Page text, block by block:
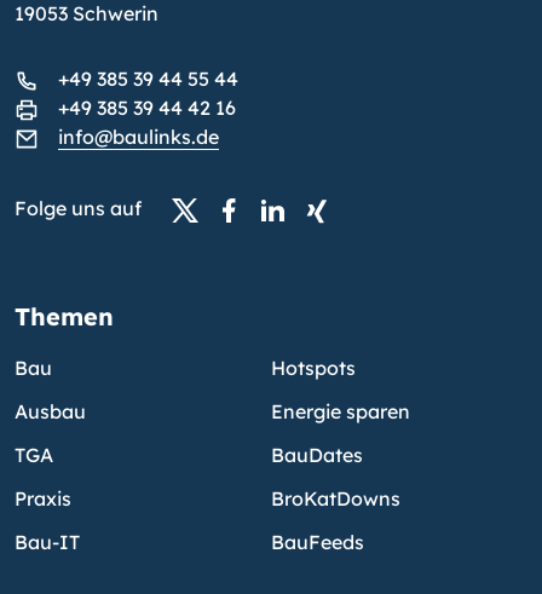
19053 Schwerin
+49 385 39 44 55 44
+49 385 39 44 42 16
info@baulinks.de
Folge uns auf
Themen
Bau
Ausbau
TGA
Praxis
Bau-IT
Hotspots
Energie sparen
BauDates
BroKatDowns
BauFeeds